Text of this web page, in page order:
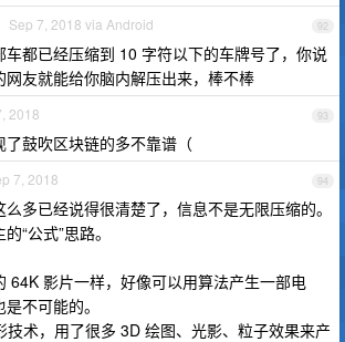
92
Sep 7, 2018 via Android
车都已经压缩到 10 字符以下的车牌号了，你说
网友就能给你脑内解压出来，棒不棒
93
2018
了鼓吹区块链的多不靠谱（
94
7, 2018
多已经说得很清楚了，信息不是无限压缩的。
“公式”思路。
64K 影片一样，好像可以用算法产生一部电
不可能的。
技术，用了很多 3D 绘图、光影、粒子效果来产